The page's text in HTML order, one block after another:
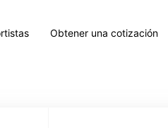
Obtener una cotización